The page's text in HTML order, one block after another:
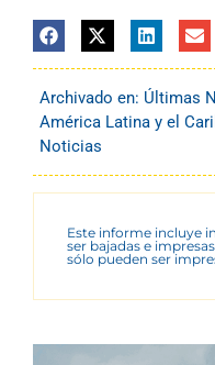
Archivado en: Últimas
América Latina y el
Noticias
Este informe incluye
ser bajadas e
sólo pueden ser